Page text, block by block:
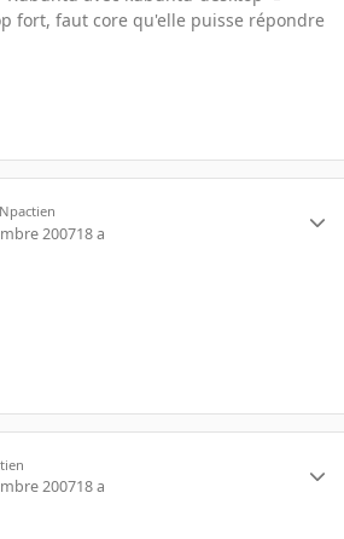
fort, faut core qu'elle puisse répondre
200718 a
200718 a